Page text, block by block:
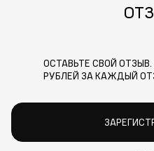
ОСТАВЬТЕ СВОЙ
РУБЛЕЙ ЗА КАЖДЫЙ